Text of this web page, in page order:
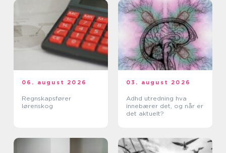
06. august 2026
Regnskapsfører
lørenskog
03. august 2026
Adhd utredning hva
innebærer det, og når er
det aktuelt?